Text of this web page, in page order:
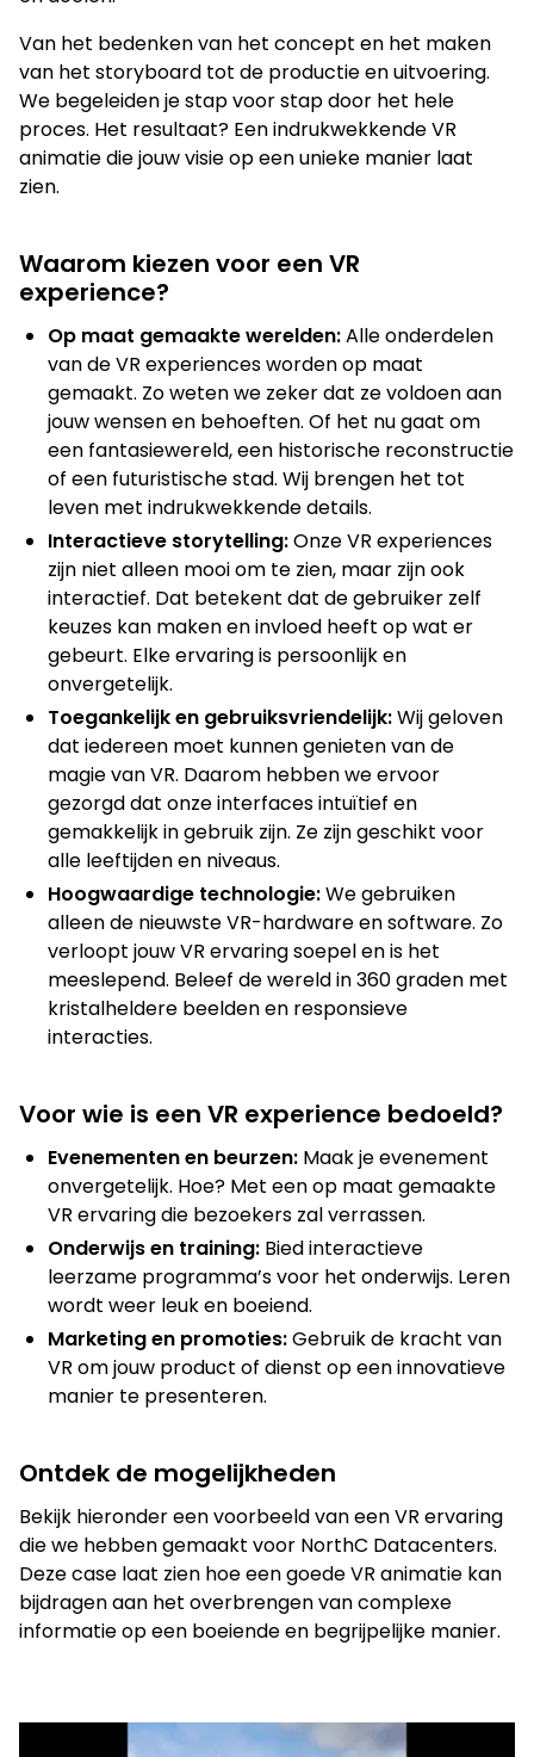
Van het bedenken van het concept en het maken
van het storyboard tot de productie en uitvoering.
We begeleiden je stap voor stap door het hele
proces. Het resultaat? Een indrukwekkende VR
animatie die jouw visie op een unieke manier laat
zien.
Waarom kiezen voor een VR
experience?
Op maat gemaakte werelden:Alle onderdelen
van de VR experiences worden op maat
gemaakt. Zo weten we zeker dat ze voldoen aan
jouw wensen en behoeften. Of het nu gaat om
een fantasiewereld, een historische reconstructie
of een futuristische stad. Wij brengen het tot
leven met indrukwekkende details.
Interactieve storytelling:Onze VR experiences
zijn niet alleen mooi om te zien, maar zijn ook
interactief. Dat betekent dat de gebruiker zelf
keuzes kan maken en invloed heeft op wat er
gebeurt. Elke ervaring is persoonlijk en
onvergetelijk.
Toegankelijk en gebruiksvriendelijk:Wij geloven
dat iedereen moet kunnen genieten van de
magie van VR. Daarom hebben we ervoor
gezorgd dat onze interfaces intuïtief en
gemakkelijk in gebruik zijn. Ze zijn geschikt voor
alle leeftijden en niveaus.
Hoogwaardige technologie:We gebruiken
alleen de nieuwste VR-hardware en software. Zo
verloopt jouw VR ervaring soepel en is het
meeslepend. Beleef de wereld in 360 graden met
kristalheldere beelden en responsieve
interacties.
Voor wie is een VR experience bedoeld?
Evenementen en beurzen: Maak je evenement
onvergetelijk. Hoe? Met een op maat gemaakte
VR ervaring die bezoekers zal verrassen.
Onderwijs en training: Bied interactieve
leerzame programma’s voor het onderwijs. Leren
wordt weer leuk en boeiend.
Marketing en promoties:Gebruik de kracht van
VR om jouw product of dienst op een innovatieve
manier te presenteren.
Ontdek de mogelijkheden
Bekijk hieronder een voorbeeld van een VR ervaring
die we hebben gemaakt voor NorthC Datacenters.
Deze case laat zien hoe een goede VR animatie kan
bijdragen aan het overbrengen van complexe
informatie op een boeiende en begrijpelijke manier.